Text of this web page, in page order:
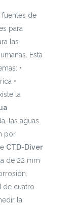
de
para
las
Esta
•
•
la
las aguas
por
CTD-Diver
de 22 mm
de cuatro
la